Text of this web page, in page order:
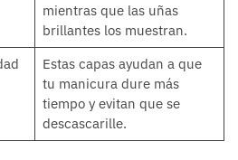
mientras que las uñas
brillantes los muestran.
Estas capas ayudan a que
tu manicura dure más
tiempo y evitan que se
descascarille.